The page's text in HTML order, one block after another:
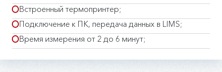
Время измерения от 2 до 6 минут;
Подключение к ПК, передача данных в LIMS;
Встроенный термопринтер;